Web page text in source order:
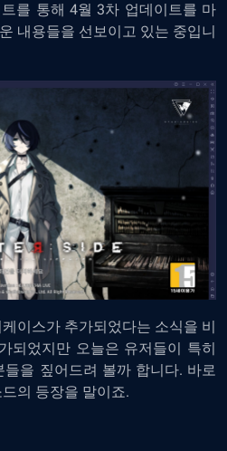
를 통해 4월 3차 업데이트를 마
내용들을 선보이고 있는 중입니
이스가 추가되었다는 소식을 비
되었지만 오늘은 유저들이 특히
을 짚어드려 볼까 합니다. 바로
의 등장을 말이죠.